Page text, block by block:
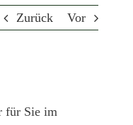
Zurück Vor
für Sie im